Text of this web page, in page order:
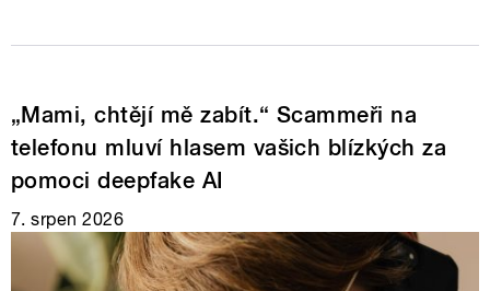
„Mami, chtějí mě zabít.“ Scammeři na
telefonu mluví hlasem vašich blízkých za
pomoci deepfake AI
7. srpen 2026